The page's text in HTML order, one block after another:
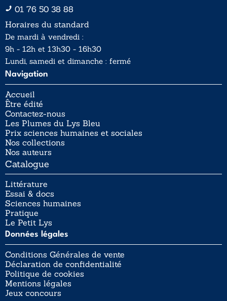
01 76 50 38 88
Horaires du standard
De mardi à vendredi :
9h - 12h et 13h30 - 16h30
Lundi, samedi et dimanche : fermé
Navigation
Accueil
Être édité
Contactez-nous
Les Plumes du Lys Bleu
Prix sciences humaines et sociales
Nos collections
Nos auteurs
Catalogue
Littérature
Essai & docs
Sciences humaines
Pratique
Le Petit Lys
Données légales
Conditions Générales de vente
Déclaration de confidentialité
Politique de cookies
Mentions légales
Jeux concours